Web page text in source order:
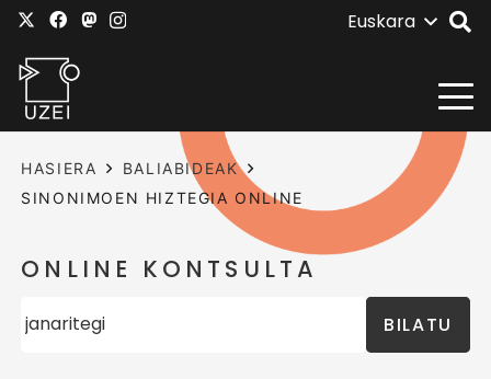
Euskara
HASIERA
BALIABIDEAK
SINONIMOEN HIZTEGIA ONLINE
ONLINE KONTSULTA
BILATU